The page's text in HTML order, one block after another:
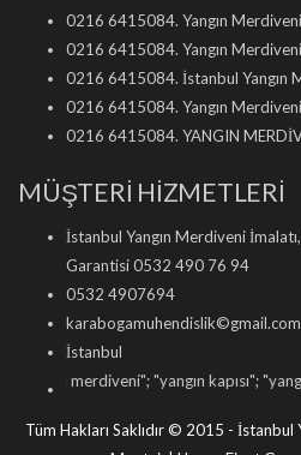
0216 6415084. Yangın Merdiveni
0216 6415084. Yangın
0216 6415084. İstanbul Yangın
0216 6415084. Yangın
0216 6415084. YANGIN
MÜŞTERİ HİZMETLERİ
İstanbul Yangın Merdiveni
Garantisi 0532 490 76 94
0532 4907694
karabogamuhendislik©gmail.com
İstanbul
merdiveni"; "yangın kapısı"; "yangın
Tüm Hakları Saklıdır © 2015 - İstanbul